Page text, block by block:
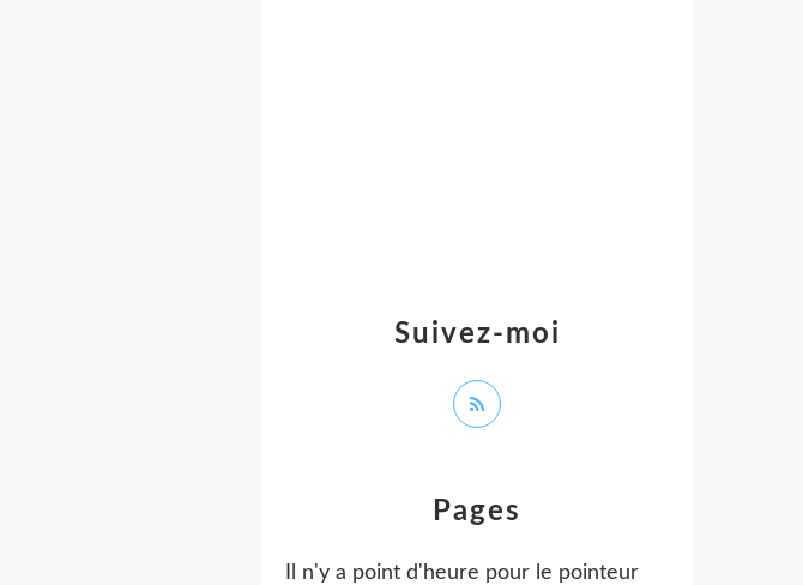
Pages
Il n'y a point d'heure pour le pointeur
Suivez-moi